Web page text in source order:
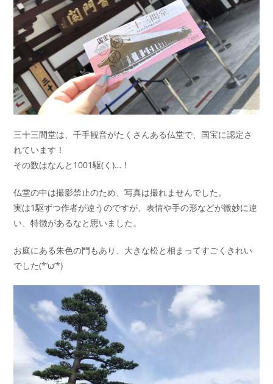
三十三間堂は、千手観音がたくさんある仏堂で、国宝に認定さ
れています！
その数はなんと1001駆(く)…！
仏堂の中は撮影禁止のため、写真は撮れませんでした。
実は1駆ずつ作者が違うのですが、表情や手の形などが微妙に違
い、特徴があるなと思いました。
お庭にある朱色の門もあり、大きな松と相まってすごくきれい
でした(*’ω’*)